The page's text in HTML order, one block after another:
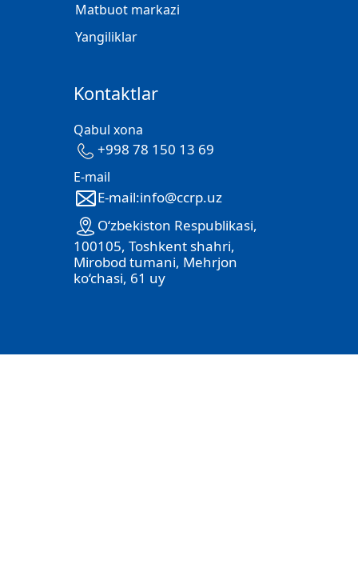
Matbuot markazi
Yangiliklar
Kontaktlar
Qabul xona
+998 78 150 13 69
E-mail
E-mail:info@ccrp.uz
O‘zbekiston Respublikasi,
100105, Toshkent shahri,
Mirobod tumani, Mehrjon
ko‘chasi, 61 uy